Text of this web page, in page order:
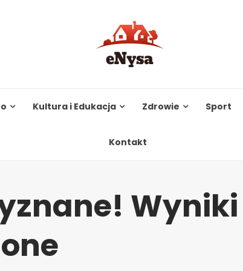
Kultura i Edukacja Zdrowie Sport
Kontakt
Wyniki